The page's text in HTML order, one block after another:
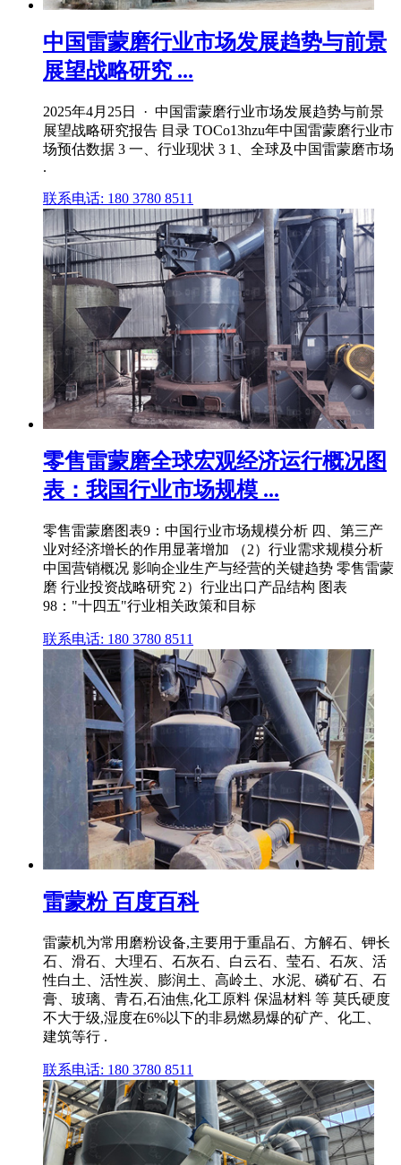
中国雷蒙磨行业市场发展趋势与前景
展望战略研究 ...
2025年4月25日 · 中国雷蒙磨行业市场发展趋势与前景
展望战略研究报告 目录 TOCo13hzu年中国雷蒙磨行业市
场预估数据 3 一、行业现状 3 1、全球及中国雷蒙磨市场
.
联系电话: 180 3780 8511
零售雷蒙磨全球宏观经济运行概况图
表：我国行业市场规模 ...
零售雷蒙磨图表9：中国行业市场规模分析 四、第三产
业对经济增长的作用显著增加 （2）行业需求规模分析
中国营销概况 影响企业生产与经营的关键趋势 零售雷蒙
磨 行业投资战略研究 2）行业出口产品结构 图表
98："十四五"行业相关政策和目标
联系电话: 180 3780 8511
雷蒙粉 百度百科
雷蒙机为常用磨粉设备,主要用于重晶石、方解石、钾长
石、滑石、大理石、石灰石、白云石、莹石、石灰、活
性白土、活性炭、膨润土、高岭土、水泥、磷矿石、石
膏、玻璃、青石,石油焦,化工原料 保温材料 等 莫氏硬度
不大于级,湿度在6%以下的非易燃易爆的矿产、化工、
建筑等行 .
联系电话: 180 3780 8511